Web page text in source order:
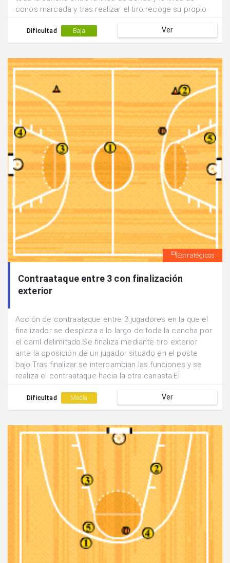
conos marcada y tras realizar el tiro recoge su propio
a acompañado la jugada para que realice las veces de
pasador mientras que (1) realiza la función de
Dificultad Baja Ver
Estratégicos
Contraataque entre 3 con finalización
exterior
Acción de contraataque entre 3 jugadores en la que el
finalizador se desplaza a lo largo de toda la cancha por
el carril delimitado.Se finaliza mediante tiro exterior
ante la oposición de un jugador situado en el poste
bajo.Tras finalizar se intercambian las funciones y se
realiza el contraataque hacia la otra canasta.El
pasador se convierte en finalizador.
Dificultad Media Ver